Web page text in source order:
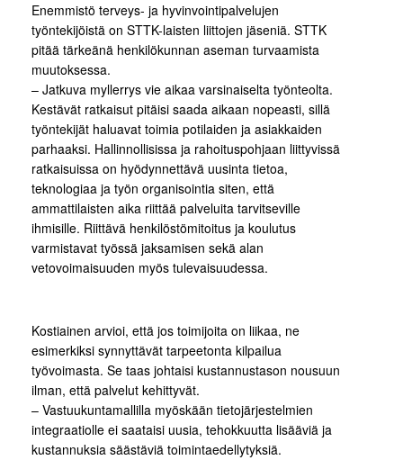
Enemmistö terveys- ja hyvinvointipalvelujen
työntekijöistä on STTK-laisten liittojen jäseniä. STTK
pitää tärkeänä henkilökunnan aseman turvaamista
muutoksessa.
– Jatkuva myllerrys vie aikaa varsinaiselta työnteolta.
Kestävät ratkaisut pitäisi saada aikaan nopeasti, sillä
työntekijät haluavat toimia potilaiden ja asiakkaiden
parhaaksi. Hallinnollisissa ja rahoituspohjaan liittyvissä
ratkaisuissa on hyödynnettävä uusinta tietoa,
teknologiaa ja työn organisointia siten, että
ammattilaisten aika riittää palveluita tarvitseville
ihmisille. Riittävä henkilöstömitoitus ja koulutus
varmistavat työssä jaksamisen sekä alan
vetovoimaisuuden myös tulevaisuudessa.
Kostiainen arvioi, että jos toimijoita on liikaa, ne
esimerkiksi synnyttävät tarpeetonta kilpailua
työvoimasta. Se taas johtaisi kustannustason nousuun
ilman, että palvelut kehittyvät.
– Vastuukuntamallilla myöskään tietojärjestelmien
integraatiolle ei saataisi uusia, tehokkuutta lisääviä ja
kustannuksia säästäviä toimintaedellytyksiä.